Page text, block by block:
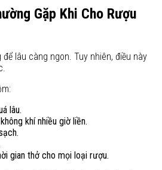
Gặp Khi Cho Rượu
lâu càng ngon. Tuy nhiên, điều này
lâu.
khí nhiều giờ liền.
gian thở cho mọi loại rượu.